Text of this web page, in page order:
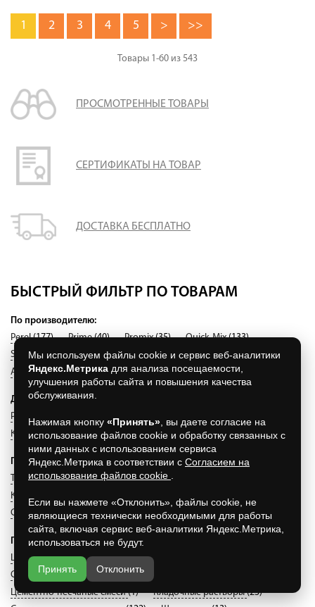
1 2 3 4 5 > >>
Товары 1-60 из 543
ПРОСМОТРЕННЫЕ ТОВАРЫ
СЕРТИФИКАТЫ НА ТОВАР
ДОСТАВКА БЕСПЛАТНО
БЫСТРЫЙ ФИЛЬТР ПО ТОВАРАМ
По производителю:
Perel(177) Prime(40) Promix(35) Quick-Mix(133)
Strasser (76) White Hills(57) СК Кварц(19) Браер(7)
Akurit(11)
Другое:
Porotherm
(561)
Кладочная смесь для печей и каминов (561)
По применению:
Теплые кладочные смеси(16) Материалы для мощения
Клеи для плитки
Смеси монтажно-кладочные(224) Смеси штукатурные(5)
По каталогу:
Цветные кладочные смеси(22)
Смеси универсальные: Смесь кладочная М-150
Цементно-песчаные смеси(1) Кладочные растворы(23)
Мы используем файлы cookie и сервис веб-аналитики
Яндекс.Метрика для анализа посещаемости,
улучшения работы сайта и повышения качества
обслуживания.
Нажимая кнопку «Принять» , вы даете согласие на
использование файлов cookie и обработку связанных с
ними данных с использованием сервиса
Яндекс.Метрика в соответствии с Согласием на
использование файлов cookie
Если вы нажмете «Отклонить», файлы cookie, не
являющиеся технически необходимыми для работы
сайта, включая сервис веб-аналитики Яндекс.Метрика,
использоваться не будут.
Принять Отклонить